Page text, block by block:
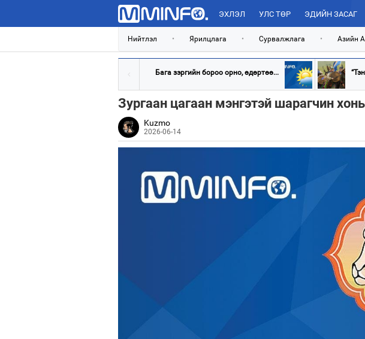
ЭХЛЭЛ УЛС ТӨР ЭДИЙН ЗАСАГ
Нийтлэл • Ярилцлага • Сурвалжлага • Азийн
Бага зэргийн бороо орно, өдөртөө...
Зургаан цагаан мэнгэтэй шарагчин
Kuzmo
2026-06-14